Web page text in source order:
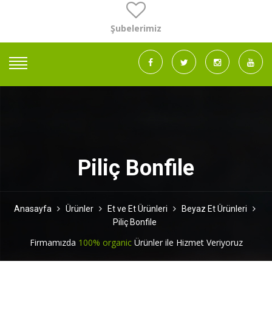
Şubelerimiz
Piliç Bonfile
Anasayfa Ürünler Et ve Et Ürünleri
Beyaz Et Ürünleri
Piliç Bonfile
Firmamızda 100% organicÜrünler ile Hizmet Veriyoruz